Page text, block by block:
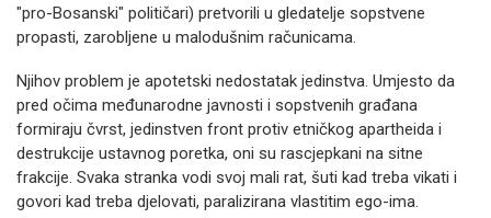
"pro-Bosanski" političari) pretvorili u gledatelje sopstvene
propasti, zarobljene u malodušnim računicama.
Njihov problem je apotetski nedostatak jedinstva. Umjesto da
pred očima međunarodne javnosti i sopstvenih građana
formiraju čvrst, jedinstven front protiv etničkog apartheida i
destrukcije ustavnog poretka, oni su rascjepkani na sitne
frakcije. Svaka stranka vodi svoj mali rat, šuti kad treba vikati i
govori kad treba djelovati, paralizirana vlastitim ego-ima.